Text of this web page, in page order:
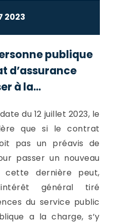
2023
publique
d’assurance
à la...
du 12 juillet 2023, le
que si le contrat
pas un préavis de
passer un nouveau
cette dernière peut,
général tiré
du service public
a la charge, s’y